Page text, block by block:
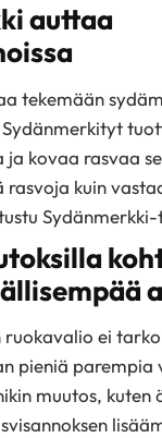
auttaa
tekemään
ja kovaa rasvaa
rasvoja kuin
ruokavalio ei
pieniä parempia
muutos, kuten